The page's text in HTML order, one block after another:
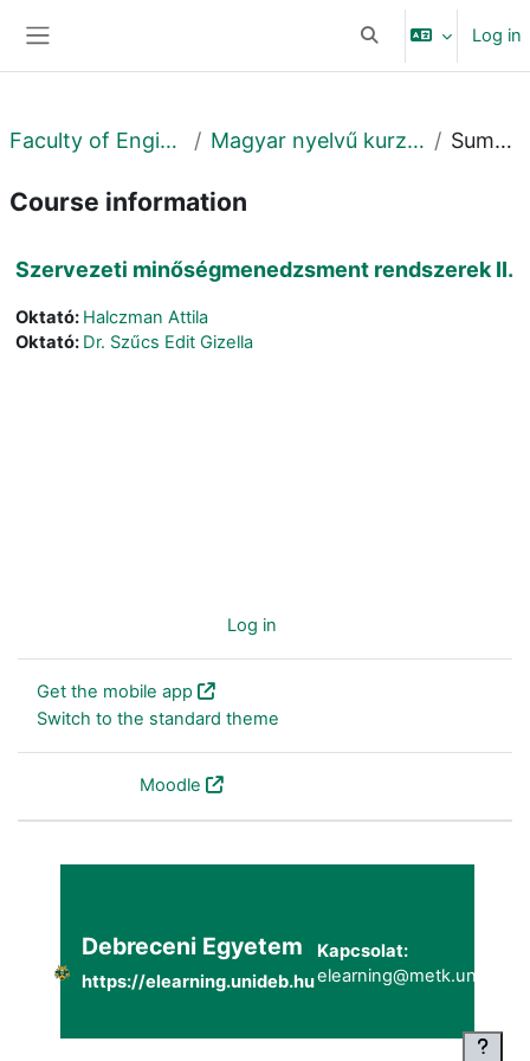
Toggle search input
Log in
Faculty of Engineering Magyar nyelvű kurzusok MK Summary
Course information
Szervezeti minőségmenedzsment rendszerek II.
Oktató: Halczman Attila
Oktató: Dr. Szűcs Edit Gizella
Log in
Get the mobile app
Switch to the standard theme
Moodle
Debreceni Egyetem
https://elearning.unideb.hu
Kapcsolat: